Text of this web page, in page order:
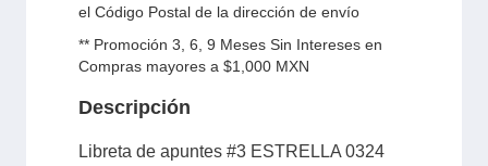
el Código Postal de la dirección de envío
** Promoción 3, 6, 9 Meses Sin Intereses en
Compras mayores a $1,000 MXN
Descripción
Libreta de apuntes #3 ESTRELLA 0324